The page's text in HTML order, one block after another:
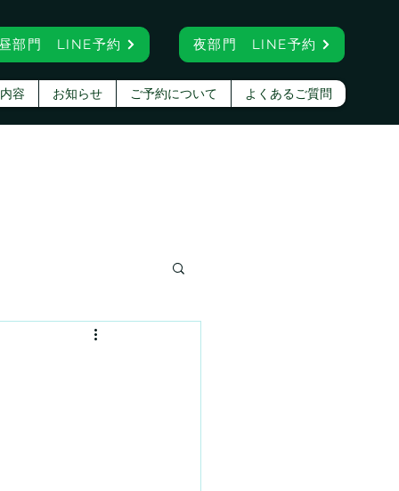
部門 LINE予約 夜部門 LINE予約
容 お知らせ ご予約について よくあるご質問